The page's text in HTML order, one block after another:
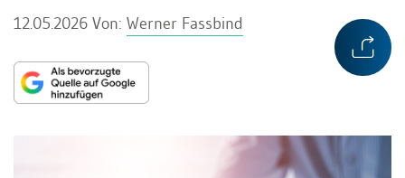
12.05.2026 Von: Werner Fassbind